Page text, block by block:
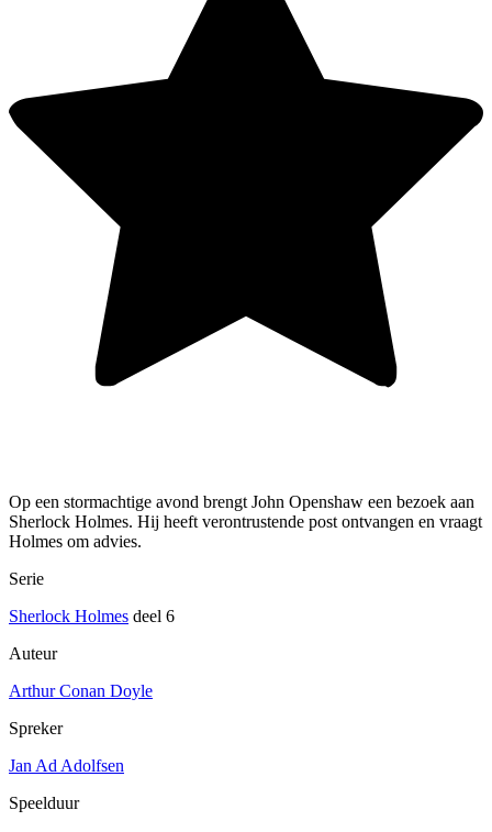
Op een stormachtige avond brengt John Openshaw een bezoek aan
Sherlock Holmes. Hij heeft verontrustende post ontvangen en vraagt
Holmes om advies.
Serie
Sherlock Holmes deel 6
Auteur
Arthur Conan Doyle
Spreker
Jan Ad Adolfsen
Speelduur